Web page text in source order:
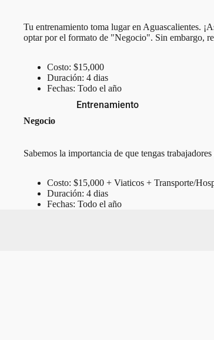
Lake Country Manufacturing
Liquid Elements
Oberk
Rupes
The Rag Company
Entrenamiento
Tu entrenamiento toma lugar en Aguascalientes.
optar por el formato de "Negocio". Sin embargo,
Costo: $15,000
Duración: 4 dias
Fechas: Todo el año
Negocio
Sabemos la importancia de que tengas
Costo: $15,000 + Viaticos + Transporte/
Duración: 4 dias
Fechas: Todo el año